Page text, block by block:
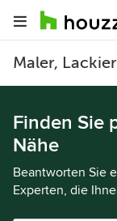
Maler,
Finden Sie
Nähe
Beantworten Sie
Experten, die